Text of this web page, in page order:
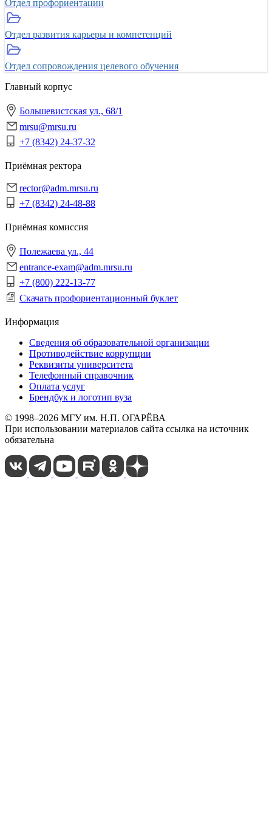
Отдел профориентации
Отдел развития карьеры и компетенций
Отдел сопровождения целевого обучения
Главный корпус
Большевистская ул., 68/1
mrsu@mrsu.ru
+7 (8342) 24-37-32
Приёмная ректора
rector@adm.mrsu.ru
+7 (8342) 24-48-88
Приёмная комиссия
Полежаева ул., 44
entrance-exam@adm.mrsu.ru
+7 (800) 222-13-77
Скачать профориентационный буклет
Информация
Сведения об образовательной организации
Противодействие коррупции
Реквизиты университета
Телефонный справочник
Оплата услуг
Брендбук и логотип вуза
© 1998–2026 МГУ им. Н.П. ОГАРЁВА
При использовании материалов сайта ссылка на источник
обязательна